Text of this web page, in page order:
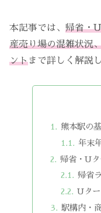
本記事では、 帰省・
産売り場の混雑状況
ントまで詳しく解説
熊本駅の
年末
帰省・U
帰省
Uター
駅構内・